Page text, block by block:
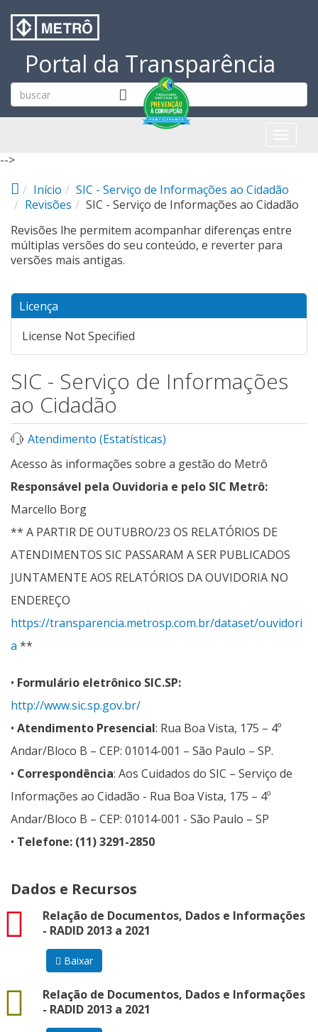
Portal da Transparência
-->
Início
SIC - Serviço de Informações ao Cidadão
Revisões
SIC - Serviço de Informações ao Cidadão
Revisões lhe permitem acompanhar diferenças entre
múltiplas versões do seu conteúdo, e reverter para
versões mais antigas.
Licença
License Not Specified
SIC - Serviço de Informações
ao Cidadão
Atendimento (Estatísticas)
Acesso às informações sobre a gestão do Metrô
Responsável pela Ouvidoria e pelo SIC Metrô:
Marcello Borg
** A PARTIR DE OUTUBRO/23 OS RELATÓRIOS DE
ATENDIMENTOS SIC PASSARAM A SER PUBLICADOS
JUNTAMENTE AOS RELATÓRIOS DA OUVIDORIA NO
ENDEREÇO
https://transparencia.metrosp.com.br/dataset/ouvidori
a **
• Formulário eletrônico SIC.SP:
http://www.sic.sp.gov.br/
• Atendimento Presencial: Rua Boa Vista, 175 – 4º
Andar/Bloco B – CEP: 01014-001 – São Paulo – SP.
• Correspondência: Aos Cuidados do SIC – Serviço de
Informações ao Cidadão - Rua Boa Vista, 175 – 4º
Andar/Bloco B – CEP: 01014-001 - São Paulo – SP
• Telefone: (11) 3291-2850
Dados e Recursos
Relação de Documentos, Dados e Informações
- RADID 2013 a 2021
pdf
Baixar
Relação de Documentos, Dados e Informações
- RADID 2013 a 2021
docx